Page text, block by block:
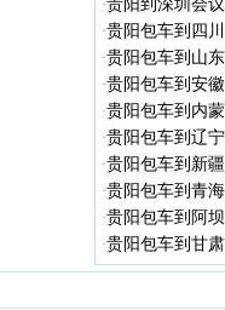
·贵阳到深圳会
·贵阳包车到四
·贵阳包车到山
·贵阳包车到安
·贵阳包车到内
·贵阳包车到辽
·贵阳包车到新
·贵阳包车到青
·贵阳包车到阿
·贵阳包车到甘